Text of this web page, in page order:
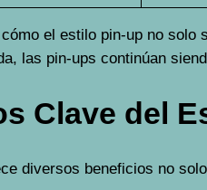
el estilo pin-up no
las pin-ups continúan
Clave del
diversos beneficios no